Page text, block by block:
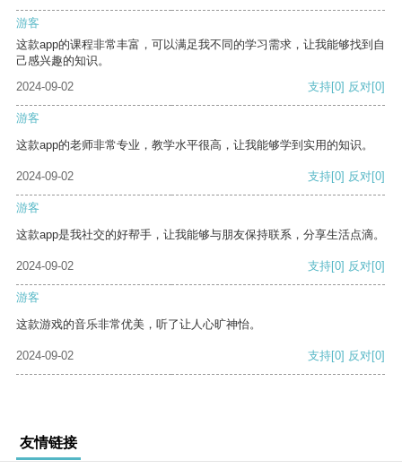
游客
这款app的课程非常丰富，可以满足我不同的学习需求，让我能够找到自
己感兴趣的知识。
2024-09-02
支持[0] 反对[0]
游客
这款app的老师非常专业，教学水平很高，让我能够学到实用的知识。
2024-09-02 支持[0] 反对[0]
游客
这款app是我社交的好帮手，让我能够与朋友保持联系，分享生活点滴。
2024-09-02 支持[0] 反对[0]
游客
这款游戏的音乐非常优美，听了让人心旷神怡。
2024-09-02 支持[0] 反对[0]
友情链接